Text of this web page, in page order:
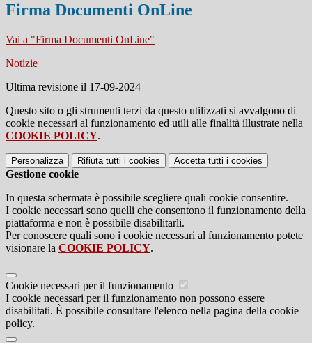
Firma Documenti OnLine
Vai a "Firma Documenti OnLine"
Notizie
Ultima revisione il 17-09-2024
Questo sito o gli strumenti terzi da questo utilizzati si avvalgono di
cookie necessari al funzionamento ed utili alle finalità illustrate nella
COOKIE POLICY.
Personalizza Rifiuta tutti i cookies Accetta tutti i cookies
Gestione cookie
In questa schermata è possibile scegliere quali cookie consentire.
I cookie necessari sono quelli che consentono il funzionamento della
piattaforma e non è possibile disabilitarli.
Per conoscere quali sono i cookie necessari al funzionamento potete
visionare la COOKIE POLICY.
Cookie necessari per il funzionamento
I cookie necessari per il funzionamento non possono essere
disabilitati. È possibile consultare l'elenco nella pagina della cookie
policy.